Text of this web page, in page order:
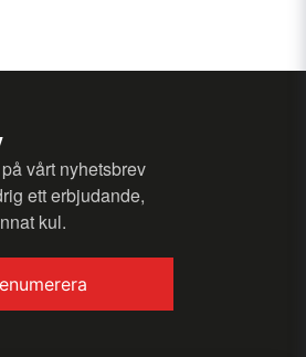
vårt nyhetsbrev
ett erbjudande,
kul.